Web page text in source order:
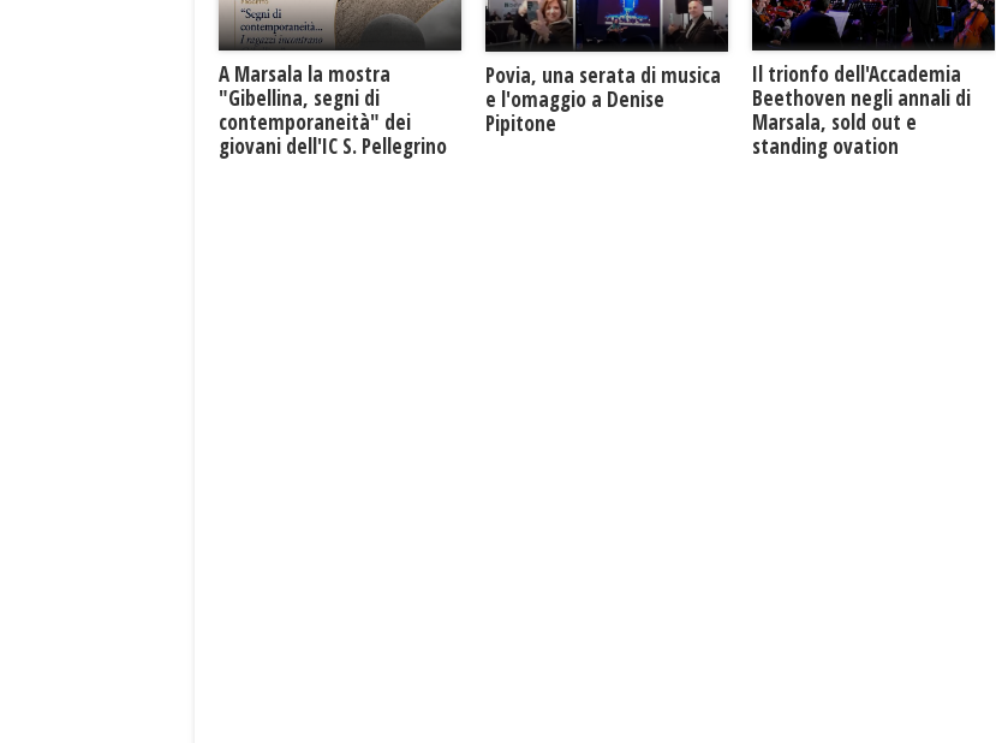
A Marsala la mostra
"Gibellina, segni di
contemporaneità" dei
giovani dell'IC S. Pellegrino
Povia, una serata di musica
e l'omaggio a Denise
Pipitone
Il trionfo dell'Accademia
Beethoven negli annali di
Marsala, sold out e
standing ovation